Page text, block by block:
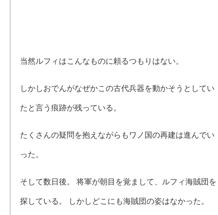
当然ルフィはこんなものに頼るつもりはない。
しかしおでんがなぜかこの古代兵器を動かそうとしてい
たと言う痕跡が残っている。
たくさんの疑問を抱えながらもワノ国の再建は進んでい
った。
そして数日後。 将軍が朝目を覚まして、ルフィ海賊団を
探している。 しかしどこにも海賊団の姿はなかった。